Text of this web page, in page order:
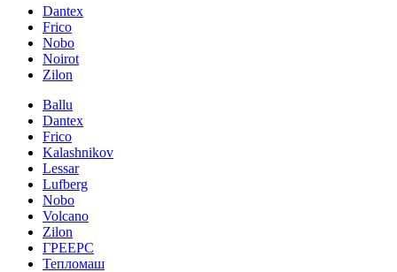
Dantex
Frico
Nobo
Noirot
Zilon
Ballu
Dantex
Frico
Kalashnikov
Lessar
Lufberg
Nobo
Volcano
Zilon
ГРЕЕРС
Тепломаш